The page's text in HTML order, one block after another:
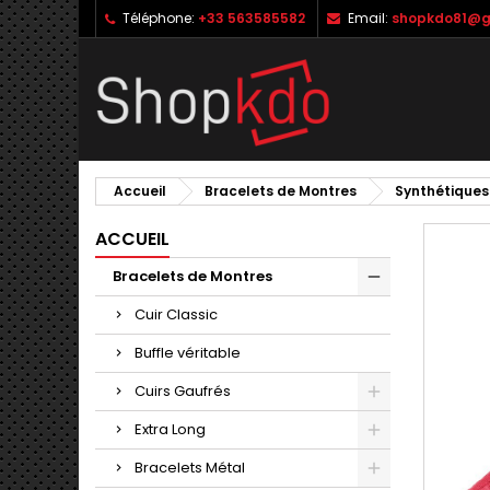
Téléphone: +33 563585582 Email:
Accueil Bracelets de Montres Synthétiques
ACCUEIL
Bracelets de Montres
Cuir Classic
Buffle véritable
Cuirs Gaufrés
Extra Long
Bracelets Métal